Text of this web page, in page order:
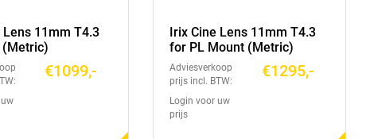
Lens 11mm T4.3
€1099,-
Irix Cine Lens 11mm T4.3
for PL Mount (Metric)
Adviesverkoop
prijs incl. BTW:
€1295,-
Login voor uw
prijs